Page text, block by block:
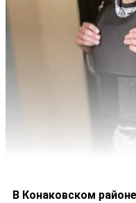
В Конаковском